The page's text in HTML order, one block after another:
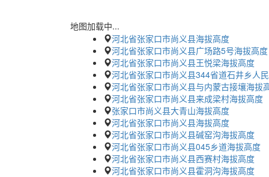
地图加载中...
河北省张家口市尚义县海拔高度
河北省张家口市尚义县广场路5号海拔高度
河北省张家口市尚义县王悦梁海拔高度
河北省张家口市尚义县344省道石井乡人
河北省张家口市尚义县与内蒙古接壤海拔
河北省张家口市尚义县来成梁村海拔高度
张家口市尚义县大青山海拔高度
河北省张家口市尚义县海拔高度
河北省张家口市尚义县碱窑沟海拔高度
河北省张家口市尚义县045乡道海拔高度
河北省张家口市尚义县西赛村海拔高度
河北省张家口市尚义县霍洞沟海拔高度